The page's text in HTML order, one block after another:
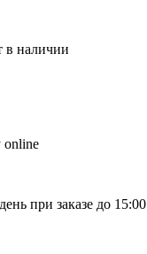
в наличии
online
при заказе до 15:00